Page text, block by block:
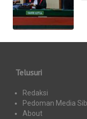
Telusuri
Redaksi
Pedoman Media
About